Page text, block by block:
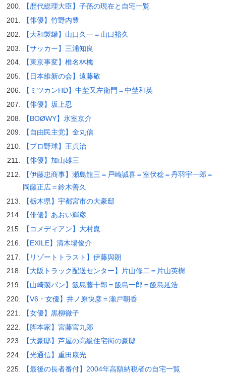
【歴代総理大臣】子孫の現在と自宅一覧
【俳優】竹野内豊
【大和製罐】山口久一＝山口裕久
【サッカー】三浦知良
【東京事変】椎名林檎
【日本維新の会】遠藤敬
【ミツカンHD】中埜又左衛門＝中埜和英
【俳優】坂上忍
【BOØWY】氷室京介
【自由民主党】金丸信
【プロ野球】王貞治
【俳優】加山雄三
【伊藤忠商事】瀬島龍三＝戸崎誠喜＝室伏稔＝丹羽宇一郎＝
岡藤正広＝鈴木善久
【栃木県】宇都宮市の大豪邸
【俳優】あおい輝彦
【コメディアン】大村崑
【EXILE】清木場俊介
【リゾートトラスト】伊藤與朗
【大阪トラック配送センター】片山修二＝片山英樹
【山崎製パン】飯島藤十郎＝飯島一郎＝飯島延浩
【V6・女優】井ノ原快彦＝瀬戸朝香
【女優】黒柳徹子
【脚本家】宮藤官九郎
【大豪邸】芦屋の高級住宅街の豪邸
【光通信】重田康光
【最後の長者番付】2004年高額納税者の自宅一覧